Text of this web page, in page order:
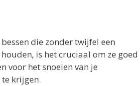
die zonder twijfel een
is het cruciaal om ze goed
voor het snoeien van je
krijgen.